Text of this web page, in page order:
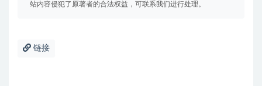
站内容侵犯了原著者的合法权益，可联系我们进行处理。
链接